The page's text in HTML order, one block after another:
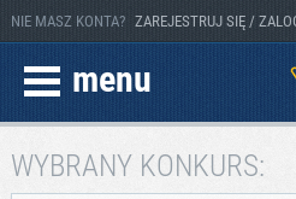
NIE MASZ KONTA? ZAREJESTRUJ SIĘ /
menu
WYBRANY KONKURS: